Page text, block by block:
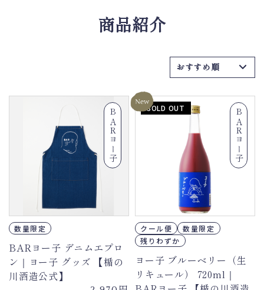
商品紹介
BARヨー子
数量限定
BARヨー子 デニムエプロ
ン｜ヨー子 グッズ 【楯の
川酒造公式】
BARヨー子
SOLD OUT
クール便
数量限定
残りわずか
ヨー子 ブルーベリー（生
リキュール） 720ml｜